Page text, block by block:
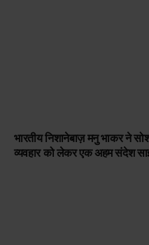
भारतीय निशानेबाज़ मनु भाकर ने
व्यवहार को लेकर एक अहम संदेश